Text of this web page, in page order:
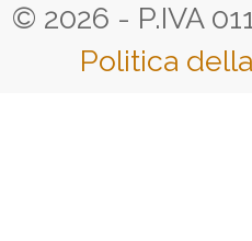
© 2026 - P.IVA
Politica